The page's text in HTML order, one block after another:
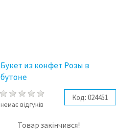
Букет из конфет Розы в
бутоне
немає відгуків
Код: 024451
Товар закінчився!